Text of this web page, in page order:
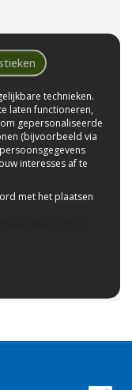
technieken.
laten functioneren,
gepersonaliseerde
(bijvoorbeeld via
interesses af te
met het plaatsen